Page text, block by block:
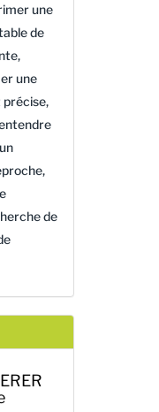
une
de
une
précise,
de